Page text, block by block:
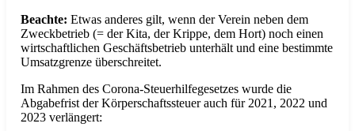
Beachte: Etwas anderes gilt, wenn der Verein neben dem
Zweckbetrieb (= der Kita, der Krippe, dem Hort) noch einen
wirtschaftlichen Geschäftsbetrieb unterhält und eine bestimmte
Umsatzgrenze überschreitet.
Im Rahmen des Corona-Steuerhilfegesetzes wurde die
Abgabefrist der Körperschaftssteuer auch für 2021, 2022 und
2023 verlängert: